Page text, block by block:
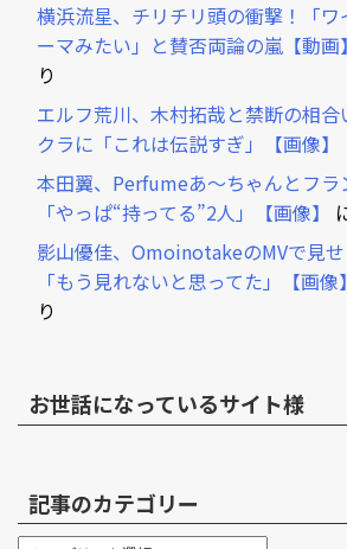
横浜流星、チリチリ頭の衝撃！「
ーマみたい」と賛否両論の嵐【動画】
り
エルフ荒川、木村拓哉と禁断の相合
クラに「これは伝説すぎ」【画像】
本田翼、Perfumeあ～ちゃんとフラ
「やっぱ“持ってる”2人」【画像】
影山優佳、OmoinotakeのMVで見せ
「もう見れないと思ってた」【画像】
り
お世話になっているサイト様
記事のカテゴリー